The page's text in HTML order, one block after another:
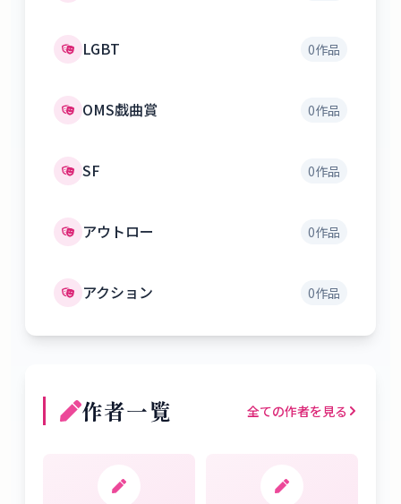
LGBT 0作品
OMS戯曲賞 0作品
SF 0作品
アウトロー 0作品
アクション 0作品
作者一覧 全ての作者を見る